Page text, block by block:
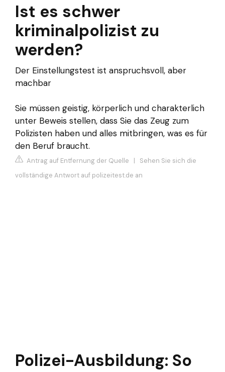
Ist es schwer
kriminalpolizist zu
werden?
Der Einstellungstest ist anspruchsvoll, aber
machbar
Sie müssen geistig, körperlich und charakterlich
unter Beweis stellen, dass Sie das Zeug zum
Polizisten haben und alles mitbringen, was es für
den Beruf braucht.
Antrag auf Entfernung der Quelle | Sehen Sie sich die
vollständige Antwort auf polizeitest.de an
Polizei-Ausbildung: So